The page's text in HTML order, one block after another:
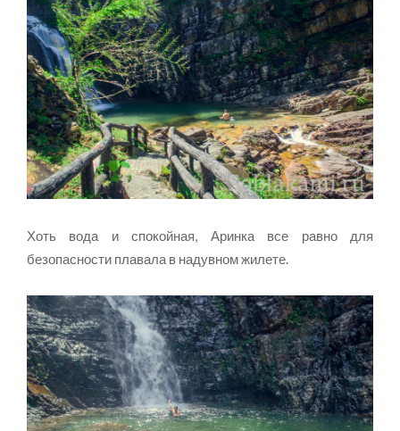
Хоть вода и спокойная, Аринка все равно для
безопасности плавала в надувном жилете.